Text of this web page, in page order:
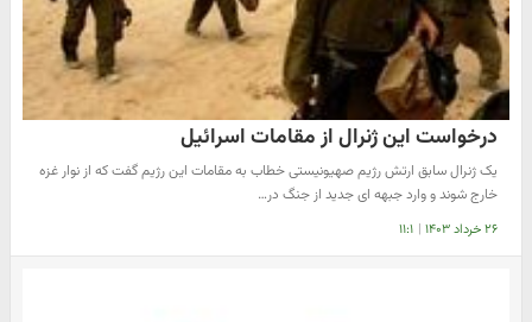
درخواست این ژنرال از مقامات اسرائیل
یک ژنرال سابق ارتش رژیم صهیونیستی خطاب به مقامات این رژیم گفت که از نوار غزه
خارج شوند و وارد جبهه ای جدید از جنگ در…
۲۶ خرداد ۱۴۰۳ | ۱۱:۱